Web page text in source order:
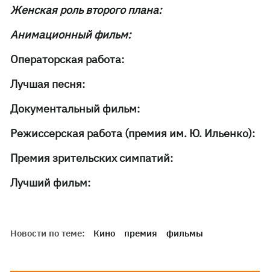
Женская роль второго плана:
Анимационный фильм:
Операторская работа:
Лучшая песня:
Документальный фильм:
Режиссерская работа (премия им. Ю. Ильенко):
Премия зрительских симпатий:
Лучший фильм:
Новости по теме: Кино премия фильмы